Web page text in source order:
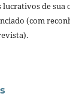
de sua
(com